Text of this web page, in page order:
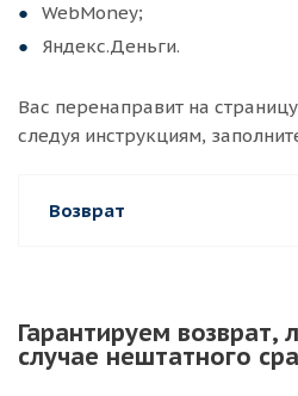
WebMoney;
Яндекс.Деньги.
Вас перенаправит на
следуя инструкциям,
Возврат
Гарантируем возврат,
случае нештатного